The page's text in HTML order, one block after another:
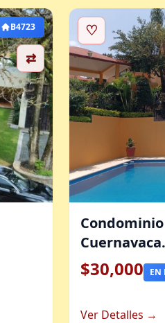
⇄
B4723 ♡
Cuernavaca.
$30,000 EN
Ver Detalles →